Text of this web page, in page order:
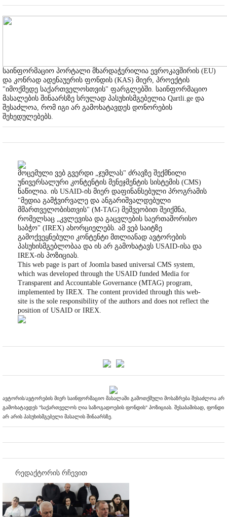
საინფორმაციო პორტალი მხარდაჭერილია ევროკავშირის (EU)
და კონრად ადენაუერის ფონდის (KAS) მიერ, პროექტის
"იმოქმედე საქართველოსთვის" ფარგლებში. საინფორმაციო
მასალების შინაარსზე სრულად პასუხისმგებელია Qartli.ge და
შესაძლოა, რომ იგი არ გამოხატავდეს დონორების
შეხედულებებს.
მოცემული ვებ გვერდი „ჯუმლას" ძრავზე შექმნილი
უნივერსალური კონტენტის მენეჯმენტის სისტემის (CMS)
ნაწილია. ის USAID-ის მიერ დაფინანსებული პროგრამის
"მედია გამჭვირვალე და ანგარიშვალდებული
მმართველობისთვის" (M-TAG) მეშვეობით შეიქმნა,
რომელსაც „კვლევისა და გაცვლების საერთაშორისო
საბჭო" (IREX) ახორციელებს. ამ ვებ საიტზე
გამოქვეყნებული კონტენტი მთლიანად ავტორების
პასუხისმგებლობაა და ის არ გამოხატავს USAID-ისა და
IREX-ის პოზიციას.
This web page is part of Joomla based universal CMS system,
which was developed through the USAID funded Media for
Transparent and Accountable Governance (MTAG) program,
implemented by IREX. The content provided through this web-
site is the sole responsibility of the authors and does not reflect the
position of USAID or IREX.
ავტორის/ავტორების მიერ საინფორმაციო მასალაში გამოთქმული მოსაზრება შესაძლოა არ
გამოხატავდეს "საქართველოს ღია საზოგადოების ფონდის" პოზიციას. შესაბამისად, ფონდი
არ არის პასუხისმგებელი მასალის შინაარსზე.
რედაქტორის რჩევით